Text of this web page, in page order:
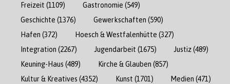
Freizeit (1109) Gastronomie (549)
Geschichte (1376) Gewerkschaften (590)
Hafen (372) Hoesch & Westfalenhütte (327)
Integration (2267) Jugendarbeit (1675) Justiz(489)
Keuning-Haus (489) Kirche & Glauben (857)
Kultur & Kreatives (4352) Kunst (1701) Medien (471)